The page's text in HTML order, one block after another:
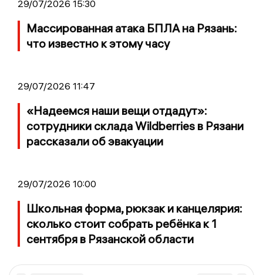
29/07/2026 15:30
Массированная атака БПЛА на Рязань:
что известно к этому часу
29/07/2026 11:47
«Надеемся наши вещи отдадут»:
сотрудники склада Wildberries в Рязани
рассказали об эвакуации
29/07/2026 10:00
Школьная форма, рюкзак и канцелярия:
сколько стоит собрать ребёнка к 1
сентября в Рязанской области